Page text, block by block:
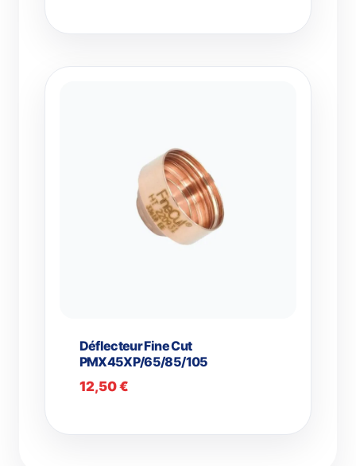
Déflecteur Fine Cut
PMX45XP/65/85/105
12,50€